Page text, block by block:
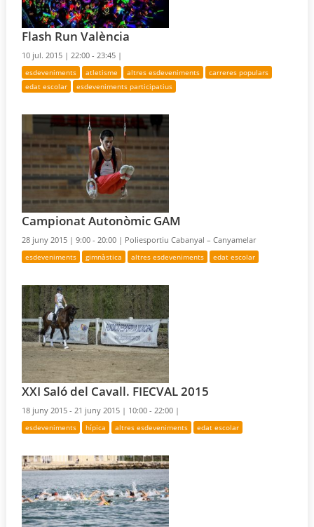
Flash Run València
10 jul. 2015 |22:00 - 23:45 |
esdeveniments atletisme altres esdeveniments
carreres populars
edat escolar
esdeveniments participatius
Campionat Autonòmic GAM
28 juny 2015 |9:00 - 20:00 | Poliesportiu Cabanyal – Canyamelar
esdeveniments gimnàstica altres esdeveniments edat escolar
XXI Saló del Cavall. FIECVAL 2015
18 juny 2015 - 21 juny 2015 | 10:00 - 22:00 |
esdeveniments hípica altres esdeveniments edat escolar